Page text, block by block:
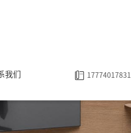
我们 17774017831